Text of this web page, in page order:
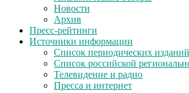
Новости
Архив
Пресс-рейтинги
Источники информации
Список периодических
Список российской
Телевидение и радио
Пресса и интернет